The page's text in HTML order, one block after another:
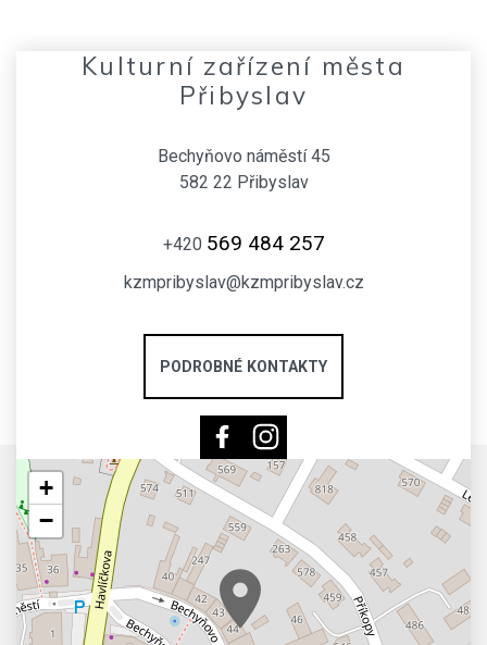
Kulturní zařízení města
Přibyslav
Bechyňovo náměstí 45
582 22 Přibyslav
+420 569 484 257
kzmpribyslav@kzmpribyslav.cz
PODROBNÉ KONTAKTY
+
−